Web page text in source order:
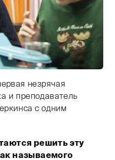
незрячая
и преподаватель
с одним
книжных шкафов за
решить эту
называемого